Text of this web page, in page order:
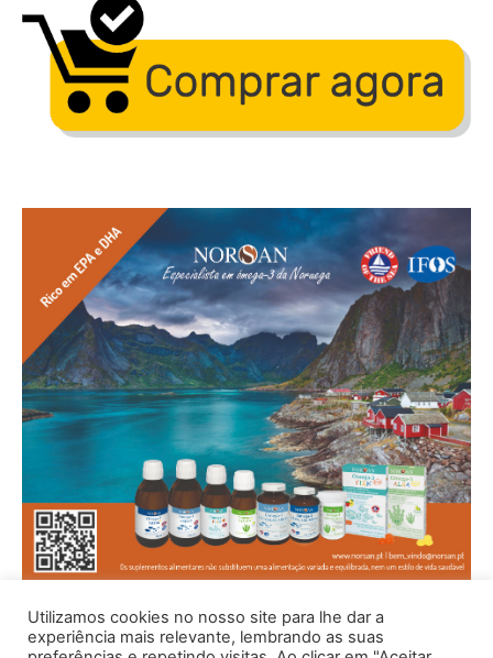
Utilizamos cookies no nosso site para lhe dar a
experiência mais relevante, lembrando as suas